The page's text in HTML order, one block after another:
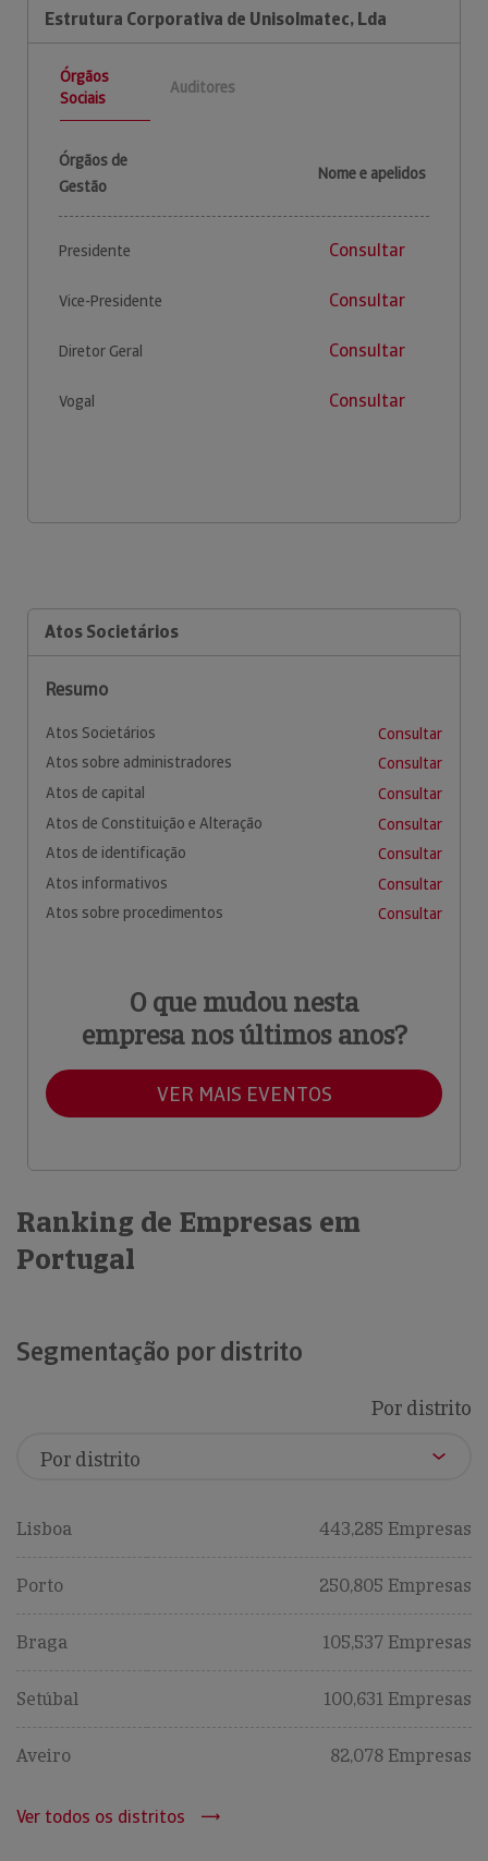
Estrutura Corporativa de Unisolmatec, Lda
Órgãos
Sociais
Auditores
Órgãos de
Gestão
Nome e apelidos
Presidente Consultar
Vice-Presidente Consultar
Diretor Geral Consultar
Vogal Consultar
Atos Societários
Resumo
Atos Societários
Consultar
Atos sobre administradores
Consultar
Atos de capital
Consultar
Atos de Constituição e Alteração
Consultar
Atos de identificação
Consultar
Atos informativos
Consultar
Atos sobre procedimentos
Consultar
O que mudou nesta
empresa nos últimos anos?
VER MAIS EVENTOS
Ranking de Empresas em
Portugal
Segmentação por distrito
Por distrito
Lisboa 443,285 Empresas
Porto 250,805 Empresas
Braga 105,537 Empresas
Setúbal 100,631 Empresas
Aveiro 82,078 Empresas
Ver todos os distritos